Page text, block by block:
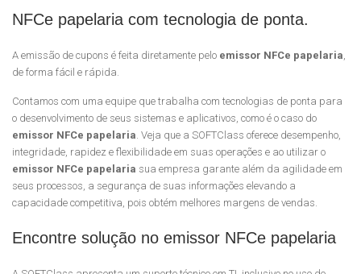
NFCe papelaria com tecnologia de ponta.
A emissão de cupons é feita diretamente pelo emissor NFCe papelaria,
de forma fácil e rápida.
Contamos com uma equipe que trabalha com tecnologias de ponta para
o desenvolvimento de seus sistemas e aplicativos, como é o caso do
emissor NFCe papelaria. Veja que a SOFTClass oferece desempenho,
integridade, rapidez e flexibilidade em suas operações e ao utilizar o
emissor NFCe papelaria sua empresa garante além da agilidade em
seus processos, a segurança de suas informações elevando a
capacidade competitiva, pois obtém melhores margens de vendas.
Encontre solução no emissor NFCe papelaria